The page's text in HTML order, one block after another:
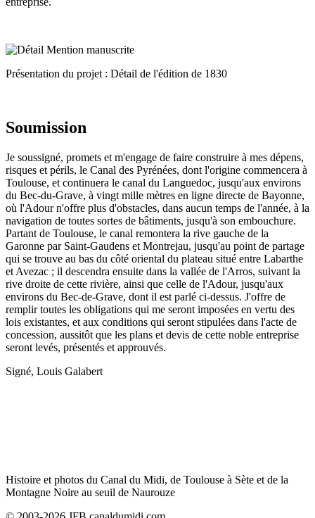
Présentation du projet : Détail de l'édition de 1830
Soumission
Je soussigné, promets et m'engage de faire construire à mes dépens,
risques et périls, le Canal des Pyrénées, dont l'origine commencera à
Toulouse, et continuera le canal du Languedoc, jusqu'aux environs
du Bec-du-Grave, à vingt mille mètres en ligne directe de Bayonne,
où l'Adour n'offre plus d'obstacles, dans aucun temps de l'année, à la
navigation de toutes sortes de bâtiments, jusqu'à son embouchure.
Partant de Toulouse, le canal remontera la rive gauche de la
Garonne par Saint-Gaudens et Montrejau, jusqu'au point de partage
qui se trouve au bas du côté oriental du plateau situé entre Labarthe
et Avezac ; il descendra ensuite dans la vallée de l'Arros, suivant la
rive droite de cette rivière, ainsi que celle de l'Adour, jusqu'aux
environs du Bec-de-Grave, dont il est parlé ci-dessus. J'offre de
remplir toutes les obligations qui me seront imposées en vertu des
lois existantes, et aux conditions qui seront stipulées dans l'acte de
concession, aussitôt que les plans et devis de cette noble entreprise
seront levés, présentés et approuvés.
Signé, Louis Galabert
Histoire et photos du Canal du Midi, de Toulouse à Sète et de la
Montagne Noire au seuil de Naurouze